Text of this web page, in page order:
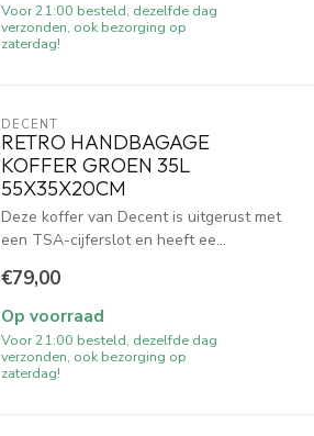
Voor 21:00 besteld, dezelfde dag
verzonden, ook bezorging op
zaterdag!
DECENT
RETRO HANDBAGAGE
KOFFER GROEN 35L
55X35X20CM
Deze koffer van Decent is uitgerust met
een TSA-cijferslot en heeft ee...
€79,00
Op voorraad
Voor 21:00 besteld, dezelfde dag
verzonden, ook bezorging op
zaterdag!